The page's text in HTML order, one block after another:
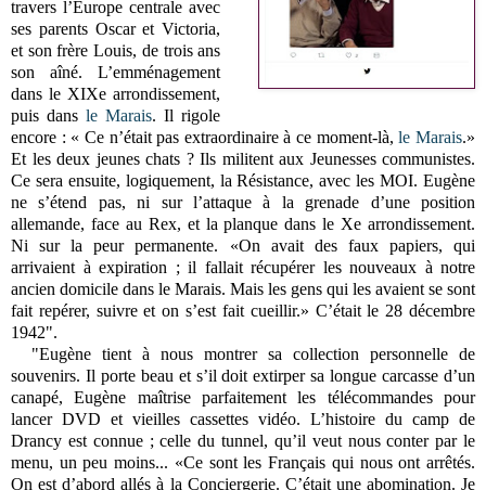
travers l’Europe centrale avec
ses parents Oscar et Victoria,
et son frère Louis, de trois ans
son aîné. L’emménagement
dans le XIXe arrondissement,
puis dansle Marais. Il rigole
encore : « Ce n’était pas extraordinaire à ce moment-là,le Marais.»
Et les deux jeunes chats ? Ils militent aux Jeunesses communistes.
Ce sera ensuite, logiquement, la Résistance, avec les MOI. Eugène
ne s’étend pas, ni sur l’attaque à la grenade d’une position
allemande, face au Rex, et la planque dans le Xe arrondissement.
Ni sur la peur permanente. «On avait des faux papiers, qui
arrivaient à expiration ; il fallait récupérer les nouveaux à notre
ancien domicile dans le Marais. Mais les gens qui les avaient se sont
fait repérer, suivre et on s’est fait cueillir.» C’était le 28 décembre
1942".
"Eugène tient à nous montrer sa collection personnelle de
souvenirs. Il porte beau et s’il doit extirper sa longue carcasse d’un
canapé, Eugène maîtrise parfaitement les télécommandes pour
lancer DVD et vieilles cassettes vidéo. L’histoire du camp de
Drancy est connue ; celle du tunnel, qu’il veut nous conter par le
menu, un peu moins... «Ce sont les Français qui nous ont arrêtés.
On est d’abord allés à la Conciergerie. C’était une abomination. Je